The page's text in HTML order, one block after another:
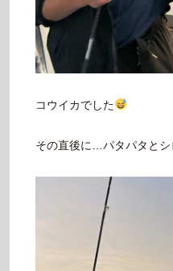
コウイカでした
その直後に…パタパタとシ